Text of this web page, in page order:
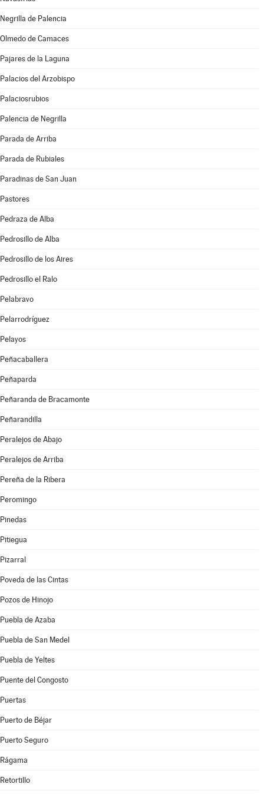
Negrilla de Palencia
Olmedo de Camaces
Pajares de la Laguna
Palacios del Arzobispo
Palaciosrubios
Palencia de Negrilla
Parada de Arriba
Parada de Rubiales
Paradinas de San Juan
Pastores
Pedraza de Alba
Pedrosillo de Alba
Pedrosillo de los Aires
Pedrosillo el Ralo
Pelabravo
Pelarrodríguez
Pelayos
Peñacaballera
Peñaparda
Peñaranda de Bracamonte
Peñarandilla
Peralejos de Abajo
Peralejos de Arriba
Pereña de la Ribera
Peromingo
Pinedas
Pitiegua
Pizarral
Poveda de las Cintas
Pozos de Hinojo
Puebla de Azaba
Puebla de San Medel
Puebla de Yeltes
Puente del Congosto
Puertas
Puerto de Béjar
Puerto Seguro
Rágama
Retortillo